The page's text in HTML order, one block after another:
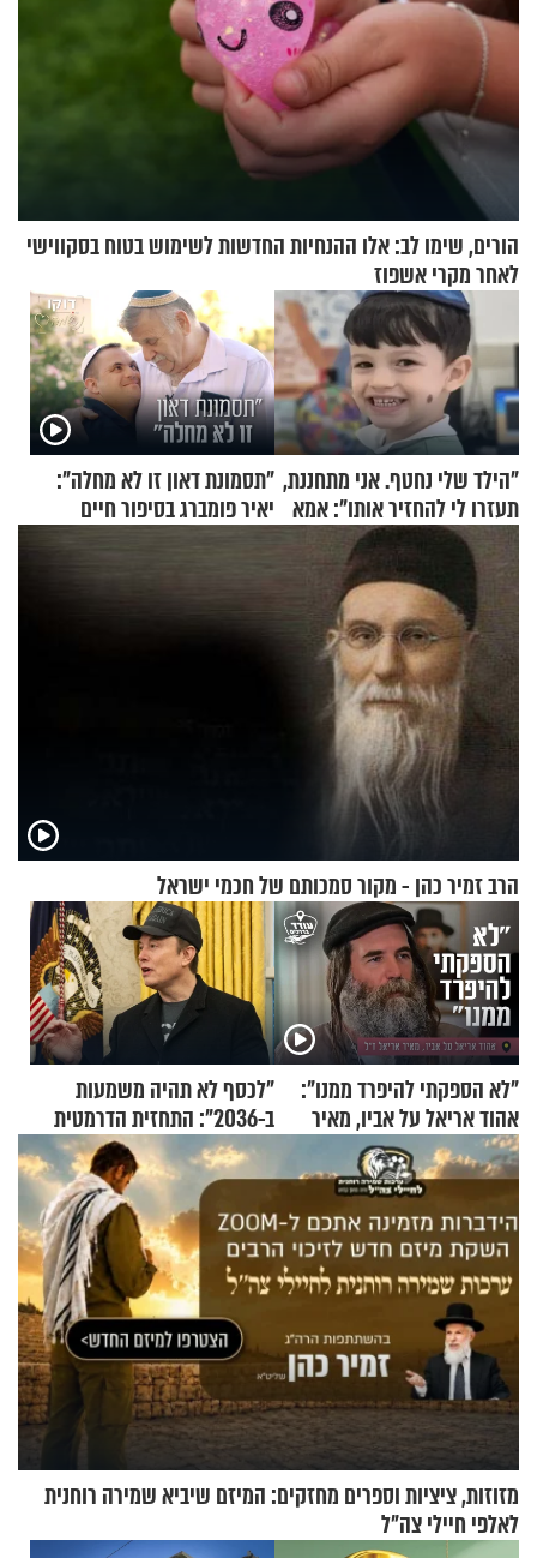
הורים, שימו לב: אלו ההנחיות החדשות לשימוש בטוח בסקווישי
לאחר מקרי אשפוז
"הילד שלי נחטף. אני מתחננת,
תעזרו לי להחזיר אותו": אמא
של יובל בן ה-4 בריאיון דומע
"תסמונת דאון זו לא מחלה":
יאיר פומברג בסיפור חיים
הרב זמיר כהן - מקור סמכותם של חכמי ישראל
"לא הספקתי להיפרד ממנו":
אהוד אריאל על אביו, מאיר
אריאל ז"ל
"לכסף לא תהיה משמעות
ב-2036": התחזית הדרמטית
של אילון מאסק על עתיד
הכלכלה
מזוזות, ציציות וספרים מחזקים: המיזם שיביא שמירה רוחנית
לאלפי חיילי צה"ל